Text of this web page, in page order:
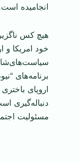
انجاميده
هيچ كس
خود امريكا و
برنامه‌‏های
اروپای
دنباله‌گيری
مسئوليت